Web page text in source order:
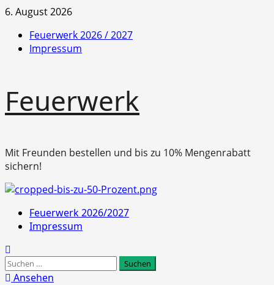
Zum
springen
6. August 2026
Feuerwerk 2026 / 2027
Impressum
Feuerwerk
Mit Freunden bestellen und bis zu 10% Mengenrabatt
sichern!
Primäres
Menü
Feuerwerk 2026/2027
Impressum
Suchen
nach:
Ansehen